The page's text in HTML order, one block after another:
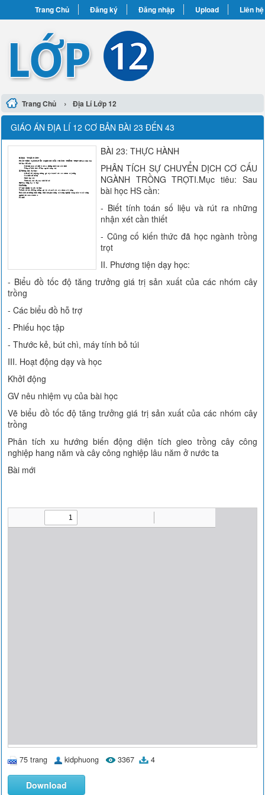
Trang Chủ Đăng ký Đăng nhập Upload Liên hệ
Trang Chủ › Địa Lí Lớp 12
GIÁO ÁN ĐỊA LÍ 12 CƠ BẢN BÀI 23 ĐẾN 43
BÀI 23: THỰC HÀNH
PHÂN TÍCH SỰ CHUYỂN DỊCH CƠ CẤU
NGÀNH TRỒNG TRỌTI.Mục tiêu: Sau
bài học HS cần:
- Biết tính toán số liệu và rút ra những
nhận xét cần thiết
- Cũng cố kiến thức đã học ngành trồng
trọt
II. Phương tiện dạy học:
- Biểu đồ tốc độ tăng trưởng giá trị sản xuất của các nhóm cây
trồng
- Các biểu đồ hỗ trợ
- Phiếu học tập
- Thước kẻ, bút chì, máy tính bỏ túi
III. Hoạt động dạy và học
KhởI động
GV nêu nhiệm vụ của bài học
Vẽ biểu đồ tốc độ tăng trưởng giá trị sản xuất của các nhóm cây
trồng
Phân tích xu hướng biến động diện tích gieo trồng cây công
nghiệp hang năm và cây công nghiệp lâu năm ở nước ta
Bài mới
75 trang kidphuong 3367 4
Download